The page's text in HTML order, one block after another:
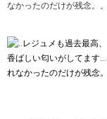
なかったのだけが残念。